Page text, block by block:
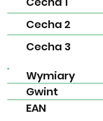
EAN
Gwint
Wymiary
Cecha 2
Cecha 3